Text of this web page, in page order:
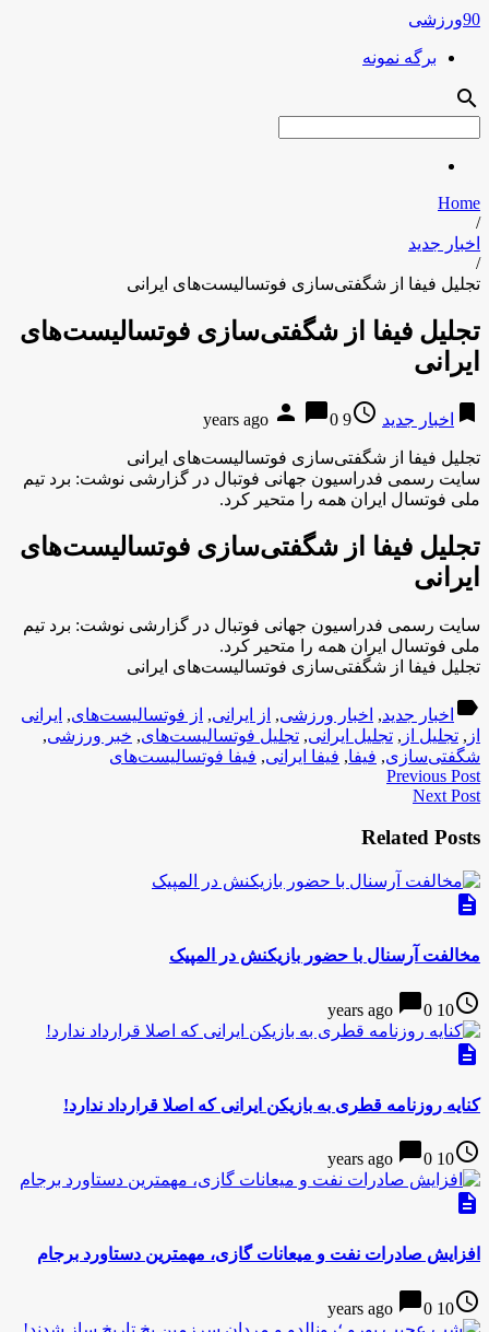
90ورزشی
برگه نمونه
search
Home
/
اخبار جدید
/
تجلیل فیفا از شگفتی‌سازی فوتسالیست‌های ایرانی
تجلیل فیفا از شگفتی‌سازی فوتسالیست‌های
ایرانی
bookmark اخبار جدید access_time
9 years ago
person chat_bubble0
تجلیل فیفا از شگفتی‌سازی فوتسالیست‌های ایرانی
سایت رسمی فدراسیون جهانی فوتبال در گزارشی نوشت: برد تیم
ملی فوتسال ایران همه را متحیر کرد.
تجلیل فیفا از شگفتی‌سازی فوتسالیست‌های
ایرانی
سایت رسمی فدراسیون جهانی فوتبال در گزارشی نوشت: برد تیم
ملی فوتسال ایران همه را متحیر کرد.
تجلیل فیفا از شگفتی‌سازی فوتسالیست‌های ایرانی
label اخبار جدید, اخبار ورزشی, از ایرانی, از فوتسالیست‌های, ایرانی
از , تجلیل از , تجلیل ایرانی, تجلیل فوتسالیست‌های, خبر ورزشی,
شگفتی‌سازی, فیفا, فیفا ایرانی, فیفا فوتسالیست‌های
Previous Post
Next Post
Related Posts
description
مخالفت آرسنال با حضور بازیکنش در المپیک
access_time
10 years ago
chat_bubble0
description
کنایه روزنامه قطری به بازیکن ایرانی که اصلا قرارداد ندارد!
access_time
10 years ago
chat_bubble0
description
افزایش صادرات نفت و میعانات گازی، مهمترین دستاورد برجام
access_time
10 years ago
chat_bubble0